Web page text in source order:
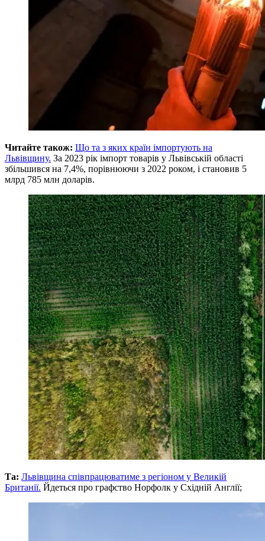
Читайте також: Що та з яких країн імпортують на
Львівщину. За 2023 рік імпорт товарів у Львівській області
збільшився на 7,4%, порівнюючи з 2022 роком, і становив 5
млрд 785 млн доларів.
Та: Львівщина співпрацюватиме з регіоном у Великій
Британії. Йдеться про графство Норфолк у Східній Англії;